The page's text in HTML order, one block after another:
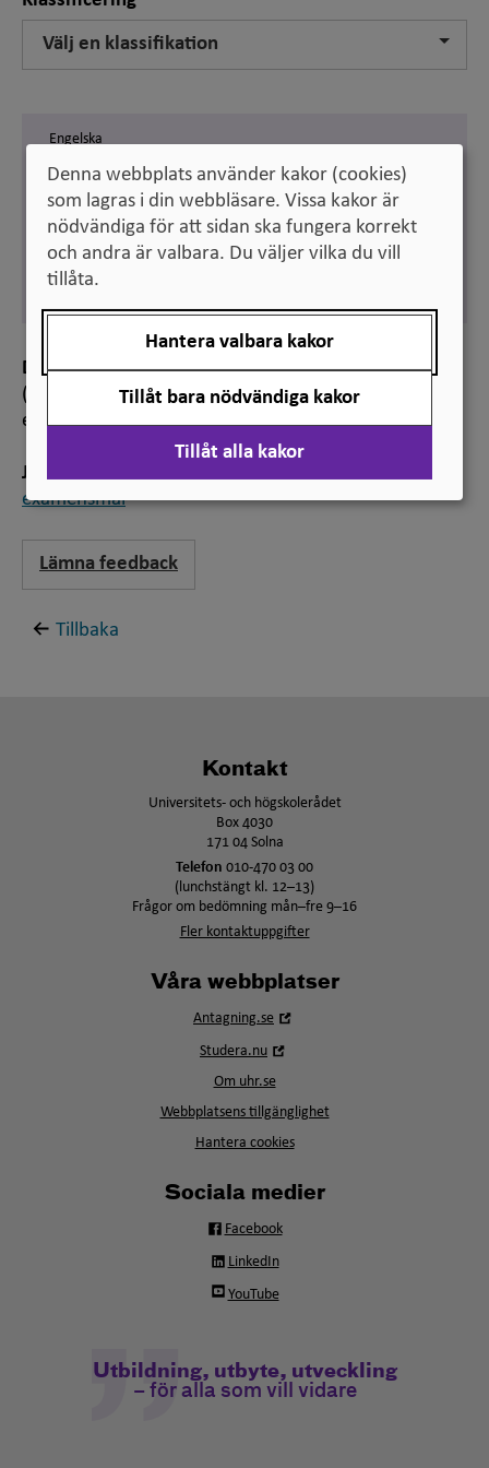
Välj en klassifikation
Engelska
target number for degrees
awarded
Svenska
mål för antal examina
Definition
(inom
högskoleväsendet): kvantitativa mål för vissa
examina
Jämför
examensmål
Lämna feedback
Tillbaka
Kontakt
Universitets- och högskolerådet
Box 4030
171 04 Solna
Telefon 010-470 03 00
(lunchstängt kl. 12–13)
Frågor om bedömning mån–fre 9–16
Fler kontaktuppgifter
Våra webbplatser
Antagning.se
Studera.nu
fönster
Om uhr.se
Webbplatsens tillgänglighet
Hantera cookies
Sociala medier
Facebook
LinkedIn
YouTube
Utbildning, utbyte, utveckling
– för alla som vill vidare
Denna webbplats använder kakor (cookies)
som lagras i din webbläsare. Vissa kakor är
nödvändiga för att sidan ska fungera korrekt
och andra är valbara. Du väljer vilka du vill
tillåta.
Hantera valbara kakor
Tillåt bara nödvändiga kakor
Tillåt alla kakor